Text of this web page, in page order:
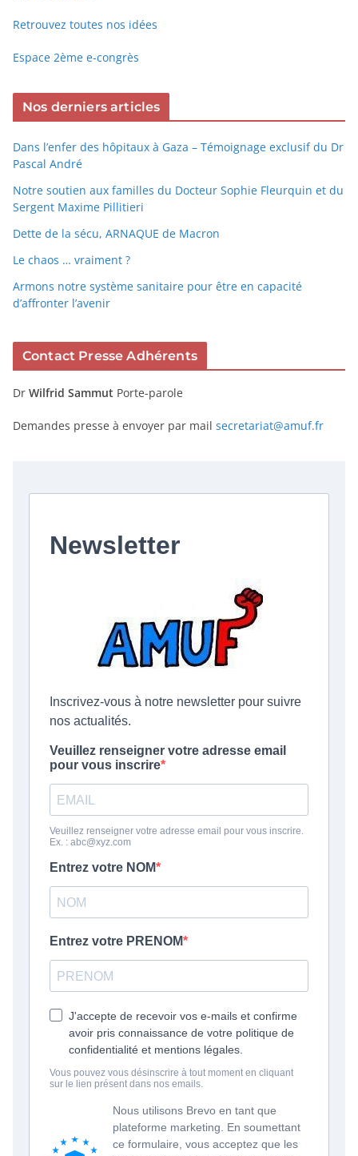
Retrouvez toutes nos idées
Espace 2ème e-congrès
Nos derniers articles
Dans l’enfer des hôpitaux à Gaza – Témoignage exclusif du Dr
Pascal André
Notre soutien aux familles du Docteur Sophie Fleurquin et du
Sergent Maxime Pillitieri
Dette de la sécu, ARNAQUE de Macron
Le chaos … vraiment ?
Armons notre système sanitaire pour être en capacité
d’affronter l’avenir
Contact Presse Adhérents
Dr Wilfrid Sammut Porte-parole
Demandes presse à envoyer par mail secretariat@amuf.fr